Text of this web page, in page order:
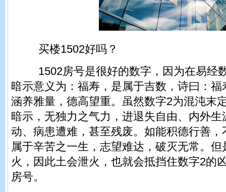
买楼1502好吗？
1502房号是很好的数字，因为在易经
暗示意义为：福寿，是属于吉数，诗曰：
涵养雅量，德高望重。虽然数字2为混沌末
暗示，无独力之气力，进退失自由、内外
动、病患遭难，甚至残废。如能积德行善
属于辛苦之一生，志望难达，破灭无常。
火，因此土会泄火，也就会抵挡住数字2的
房号。